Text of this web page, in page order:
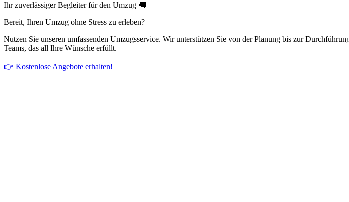
Ihr zuverlässiger Begleiter für den Umzug 🚚
Bereit, Ihren Umzug ohne Stress zu erleben?
Nutzen Sie unseren umfassenden Umzugsservice. Wir unterstützen Sie von der Planung bis zur
Teams, das all Ihre Wünsche erfüllt.
👉 Kostenlose Angebote erhalten!